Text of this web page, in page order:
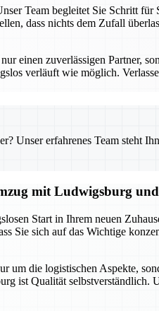
Team begleitet Sie Schritt
dass nichts dem Zufall
einen zuverlässigen Partner,
verläuft wie möglich.
Unser erfahrenes Team steht
mit Ludwigsburg
Start in Ihrem neuen
Sie sich auf das Wichtige
die logistischen Aspekte,
ist Qualität selbstverständlich.